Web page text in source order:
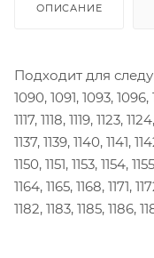
ОПИСАНИЕ
Подходит для
1090, 1091, 1093, 1096,
1117, 1118, 1119, 1123,
1137, 1139, 1140, 1141,
1150, 1151, 1153, 1154,
1164, 1165, 1168, 1171,
1182, 1183, 1185, 1186,